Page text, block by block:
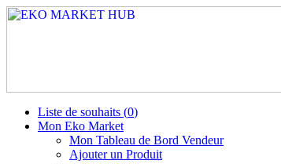
Liste de souhaits (0)
Mon Eko Market
Mon Tableau de Bord Vendeur
Ajouter un Produit